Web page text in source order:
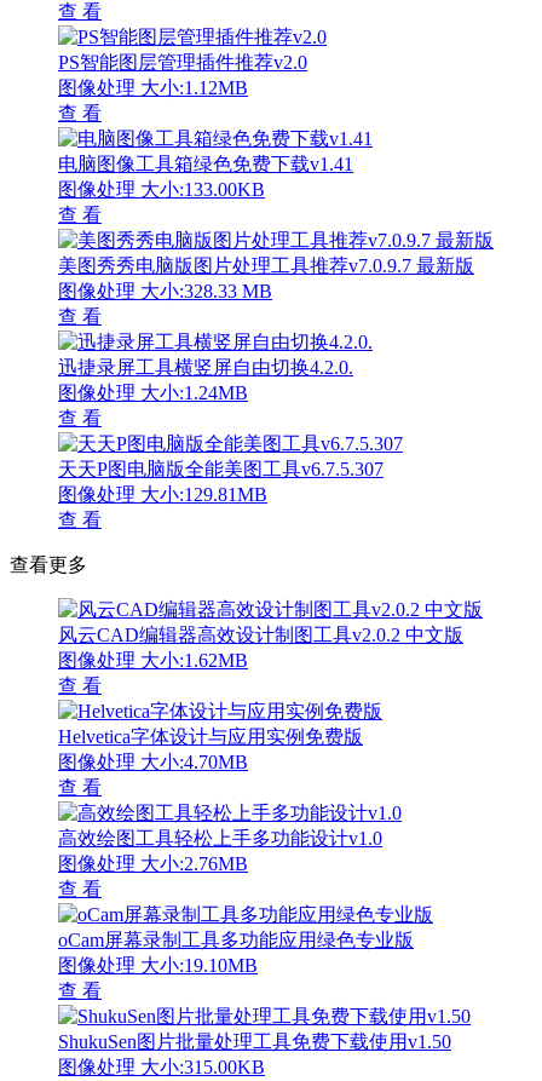
查 看
PS智能图层管理插件推荐v2.0
图像处理 大小:1.12MB
查 看
电脑图像工具箱绿色免费下载v1.41
图像处理 大小:133.00KB
查 看
美图秀秀电脑版图片处理工具推荐v7.0.9.7 最新版
图像处理 大小:328.33 MB
查 看
迅捷录屏工具横竖屏自由切换4.2.0.
图像处理 大小:1.24MB
查 看
天天P图电脑版全能美图工具v6.7.5.307
图像处理 大小:129.81MB
查 看
查看更多
风云CAD编辑器高效设计制图工具v2.0.2 中文版
图像处理 大小:1.62MB
查 看
Helvetica字体设计与应用实例免费版
图像处理 大小:4.70MB
查 看
高效绘图工具轻松上手多功能设计v1.0
图像处理 大小:2.76MB
查 看
oCam屏幕录制工具多功能应用绿色专业版
图像处理 大小:19.10MB
查 看
ShukuSen图片批量处理工具免费下载使用v1.50
图像处理 大小:315.00KB